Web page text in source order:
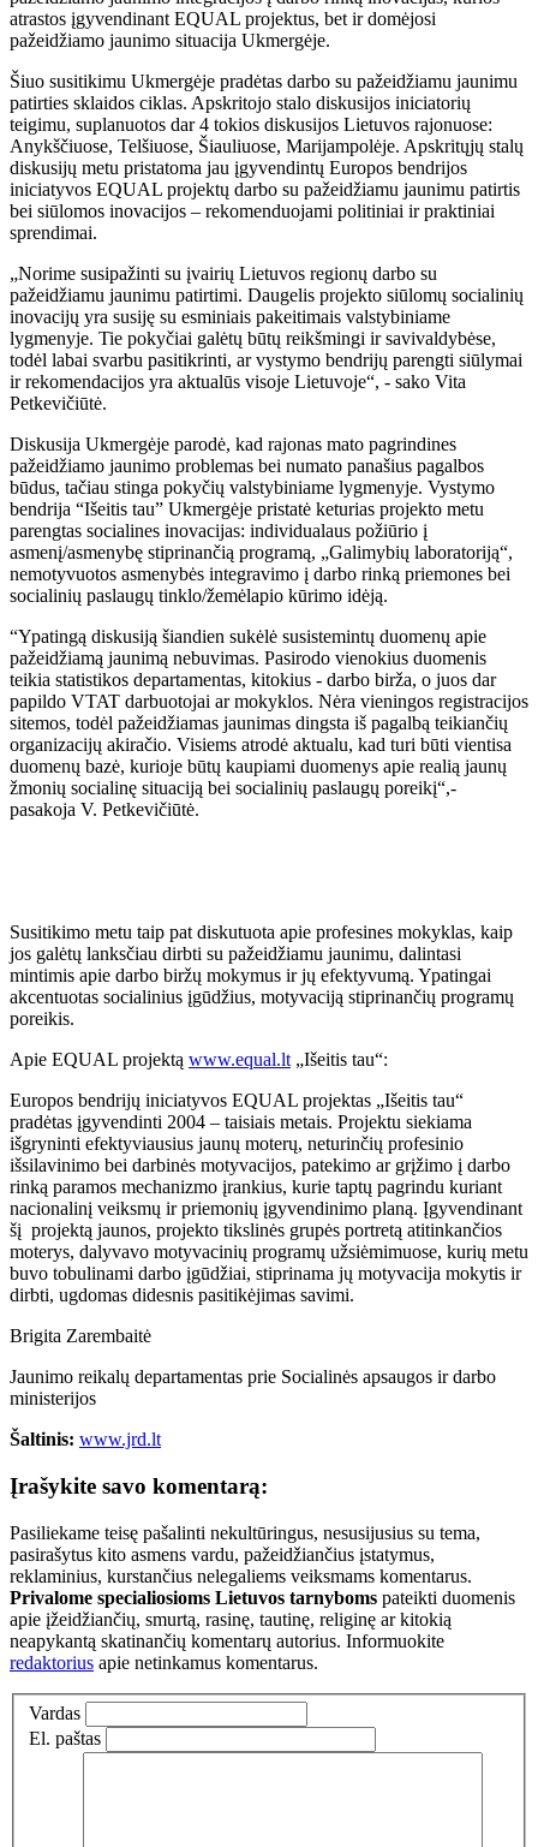
atrastos įgyvendinant EQUAL projektus, bet ir domėjosi
pažeidžiamo jaunimo situacija Ukmergėje.
Šiuo susitikimu Ukmergėje pradėtas darbo su pažeidžiamu jaunimu
patirties sklaidos ciklas. Apskritojo stalo diskusijos iniciatorių
teigimu, suplanuotos dar 4 tokios diskusijos Lietuvos rajonuose:
Anykščiuose, Telšiuose, Šiauliuose, Marijampolėje. Apskritųjų stalų
diskusijų metu pristatoma jau įgyvendintų Europos bendrijos
iniciatyvos EQUAL projektų darbo su pažeidžiamu jaunimu patirtis
bei siūlomos inovacijos – rekomenduojami politiniai ir praktiniai
sprendimai.
„Norime susipažinti su įvairių Lietuvos regionų darbo su
pažeidžiamu jaunimu patirtimi. Daugelis projekto siūlomų socialinių
inovacijų yra susiję su esminiais pakeitimais valstybiniame
lygmenyje. Tie pokyčiai galėtų būtų reikšmingi ir savivaldybėse,
todėl labai svarbu pasitikrinti, ar vystymo bendrijų parengti siūlymai
ir rekomendacijos yra aktualūs visoje Lietuvoje“, - sako Vita
Petkevičiūtė.
Diskusija Ukmergėje parodė, kad rajonas mato pagrindines
pažeidžiamo jaunimo problemas bei numato panašius pagalbos
būdus, tačiau stinga pokyčių valstybiniame lygmenyje. Vystymo
bendrija “Išeitis tau” Ukmergėje pristatė keturias projekto metu
parengtas socialines inovacijas: individualaus požiūrio į
asmenį/asmenybę stiprinančią programą, „Galimybių laboratoriją“,
nemotyvuotos asmenybės integravimo į darbo rinką priemones bei
socialinių paslaugų tinklo/žemėlapio kūrimo idėją.
“Ypatingą diskusiją šiandien sukėlė susistemintų duomenų apie
pažeidžiamą jaunimą nebuvimas. Pasirodo vienokius duomenis
teikia statistikos departamentas, kitokius - darbo birža, o juos dar
papildo VTAT darbuotojai ar mokyklos. Nėra vieningos registracijos
sitemos, todėl pažeidžiamas jaunimas dingsta iš pagalbą teikiančių
organizacijų akiračio. Visiems atrodė aktualu, kad turi būti vientisa
duomenų bazė, kurioje būtų kaupiami duomenys apie realią jaunų
žmonių socialinę situaciją bei socialinių paslaugų poreikį“,-
pasakoja V. Petkevičiūtė.
Susitikimo metu taip pat diskutuota apie profesines mokyklas, kaip
jos galėtų lanksčiau dirbti su pažeidžiamu jaunimu, dalintasi
mintimis apie darbo biržų mokymus ir jų efektyvumą. Ypatingai
akcentuotas socialinius įgūdžius, motyvaciją stiprinančių programų
poreikis.
Apie EQUAL projektą www.equal.lt „Išeitis tau“:
Europos bendrijų iniciatyvos EQUAL projektas „Išeitis tau“
pradėtas įgyvendinti 2004 – taisiais metais. Projektu siekiama
išgryninti efektyviausius jaunų moterų, neturinčių profesinio
išsilavinimo bei darbinės motyvacijos, patekimo ar grįžimo į darbo
rinką paramos mechanizmo įrankius, kurie taptų pagrindu kuriant
nacionalinį veiksmų ir priemonių įgyvendinimo planą. Įgyvendinant
šį projektą jaunos, projekto tikslinės grupės portretą atitinkančios
moterys, dalyvavo motyvacinių programų užsiėmimuose, kurių metu
buvo tobulinami darbo įgūdžiai, stiprinama jų motyvacija mokytis ir
dirbti, ugdomas didesnis pasitikėjimas savimi.
Brigita Zarembaitė
Jaunimo reikalų departamentas prie Socialinės apsaugos ir darbo
ministerijos
Šaltinis: www.jrd.lt
Įrašykite savo komentarą:
Pasiliekame teisę pašalinti nekultūringus, nesusijusius su tema,
pasirašytus kito asmens vardu, pažeidžiančius įstatymus,
reklaminius, kurstančius nelegaliems veiksmams komentarus.
Privalome specialiosioms Lietuvos tarnyboms pateikti duomenis
apie įžeidžiančių, smurtą, rasinę, tautinę, religinę ar kitokią
neapykantą skatinančių komentarų autorius. Informuokite
redaktorius apie netinkamus komentarus.
Vardas
El. paštas